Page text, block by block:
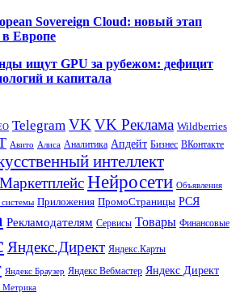
Sovereign Cloud: новый этап
в Европе
ищут GPU за рубежом: дефицит
и капитала
Telegram VK VK Реклама Wildberries
Авито Алиса Аналитика Апдейт Бизнес ВКонтакте
интеллект
МаркетплейсНейросети Объявления
Приложения ПромоСтраницы РСЯ
Рекламодателям Сервисы Товары Финансовые
Яндекс.Директ Яндекс.Карты
Яндекс Браузер Яндекс Вебмастер Яндекс Директ
Метрика